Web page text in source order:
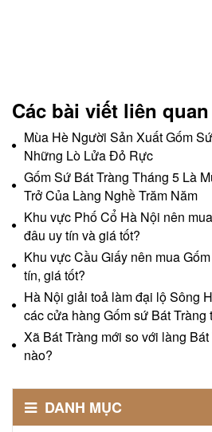
Các bài viết liên quan
Mùa Hè Người Sản Xuất Gốm
Những Lò Lửa Đỏ Rực
Gốm Sứ Bát Tràng Tháng 5 Là
Trở Của Làng Nghề Trăm Năm
Khu vực Phố Cổ Hà Nội nên
đâu uy tín và giá tốt?
Khu vực Cầu Giấy nên mua
tín, giá tốt?
Hà Nội giải toả làm đại lộ Sông
các cửa hàng Gốm sứ Bát Tràng
Xã Bát Tràng mới so với làng
nào?
DANH MỤC